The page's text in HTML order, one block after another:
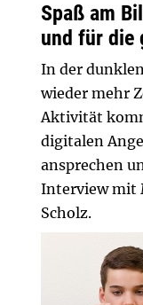
Spaß am
und für die
In der
wieder mehr
Aktivität
digitalen
ansprechen
Interview mit
Scholz.